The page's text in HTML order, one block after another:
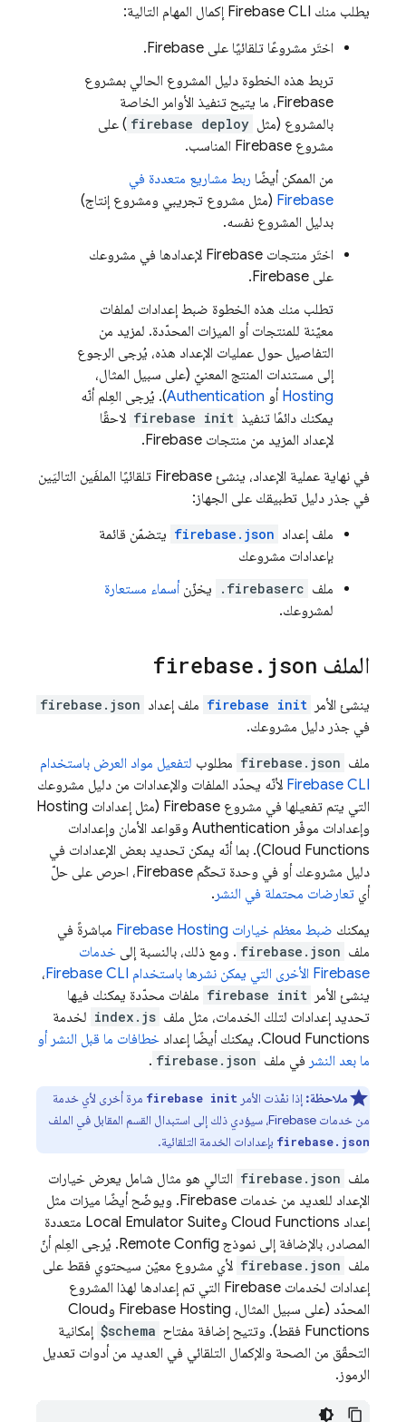
يطلب منك Firebase CLI إكمال المهام التالية:
اختَر مشروعًا تلقائيًا على Firebase.
تربط هذه الخطوة دليل المشروع الحالي بمشروع
Firebase، ما يتيح تنفيذ الأوامر الخاصة
بالمشروع (مثل firebase deploy ) على
مشروع Firebase المناسب.
من الممكن أيضًا ربط مشاريع متعددة في
Firebase (مثل مشروع تجريبي ومشروع إنتاج)
بدليل المشروع نفسه.
اختَر منتجات Firebase لإعدادها في مشروعك
على Firebase.
تطلب منك هذه الخطوة ضبط إعدادات لملفات
معيّنة للمنتجات أو الميزات المحدّدة. لمزيد من
التفاصيل حول عمليات الإعداد هذه، يُرجى الرجوع
إلى مستندات المنتج المعنيّ (على سبيل المثال،
Hosting أو Authentication). يُرجى العِلم أنّه
يمكنك دائمًا تنفيذ firebase init لاحقًا
لإعداد المزيد من منتجات Firebase.
في نهاية عملية الإعداد، ينشئ Firebase تلقائيًا الملفَين التاليَين
في جذر دليل تطبيقك على الجهاز:
ملف إعداد firebase.json يتضمّن قائمة
بإعدادات مشروعك
ملف .firebaserc يخزّن أسماء مستعارة
لمشروعك.
الملف firebase. json
ينشئ الأمر firebase init ملف إعداد firebase.json
في جذر دليل مشروعك.
ملف firebase.json مطلوب لتفعيل مواد العرض باستخدام
Firebase CLI
لأنّه يحدّد الملفات والإعدادات من دليل مشروعك
التي يتم تفعيلها في مشروع Firebase (مثل إعدادات
Hosting
وإعدادات موفّر Authentication وقواعد الأمان وإعدادات
Cloud Functions). بما أنّه يمكن تحديد بعض الإعدادات في
دليل مشروعك أو في وحدة تحكّم Firebase، احرص على حلّ
أي تعارضات محتملة في النشر .
يمكنك ضبط معظم خيارات Firebase Hosting مباشرةً في
ملف firebase.json . ومع ذلك، بالنسبة إلى خدمات
Firebase الأخرى التي يمكن نشرها باستخدام
Firebase CLI
،
ينشئ الأمر firebase init ملفات محدّدة يمكنك فيها
تحديد إعدادات لتلك الخدمات، مثل ملف index.js لخدمة
Cloud Functions. يمكنك أيضًا إعداد خطافات ما قبل النشر أو
ما بعد النشر في ملف firebase.json
.
ملاحظة: إذا نفّذت الأمر firebase init مرة أخرى لأي خدمة
من خدمات Firebase، سيؤدي ذلك إلى استبدال القسم المقابل في الملف
firebase.json بإعدادات الخدمة التلقائية.
ملف firebase.json التالي هو مثال شامل يعرض خيارات
الإعداد للعديد من خدمات Firebase. ويوضّح أيضًا ميزات مثل
إعداد Cloud Functions وLocal Emulator Suite متعددة
المصادر، بالإضافة إلى نموذج Remote Config. يُرجى العِلم أنّ
ملف firebase.json لأي مشروع معيّن سيحتوي فقط على
إعدادات لخدمات Firebase التي تم إعدادها لهذا المشروع
المحدّد (على سبيل المثال، Firebase Hosting وCloud
Functions فقط). وتتيح إضافة مفتاح $schema إمكانية
التحقّق من الصحة والإكمال التلقائي في العديد من أدوات تعديل
الرموز.